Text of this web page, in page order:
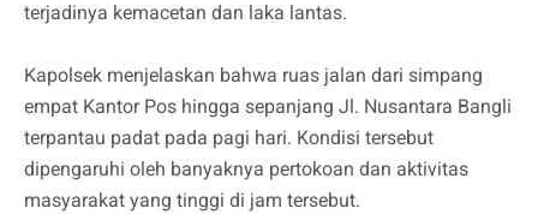
terjadinya kemacetan dan laka lantas.
Kapolsek menjelaskan bahwa ruas jalan dari simpang
empat Kantor Pos hingga sepanjang Jl. Nusantara Bangli
terpantau padat pada pagi hari. Kondisi tersebut
dipengaruhi oleh banyaknya pertokoan dan aktivitas
masyarakat yang tinggi di jam tersebut.